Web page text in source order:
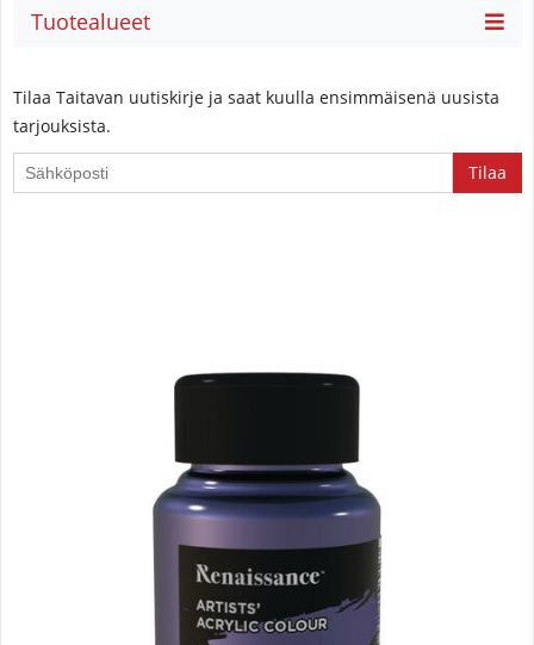
Tuotealueet
Tilaa Taitavan uutiskirje ja saat kuulla ensimmäisenä uusista
tarjouksista.